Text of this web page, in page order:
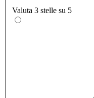
Valuta 3 stelle su 5